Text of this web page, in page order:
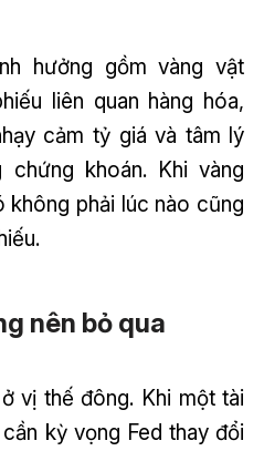
hưởng gồm vàng vật
liên quan hàng hóa,
cảm tỷ giá và tâm lý
khoán. Khi vàng
phải lúc nào cũng
nên bỏ qua
vị thế đông. Khi một tài
kỳ vọng Fed thay đổi